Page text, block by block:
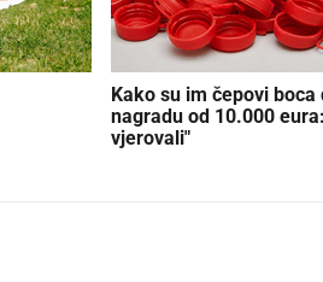
Kako su im čepovi boca
nagradu od 10.000
vjerovali"